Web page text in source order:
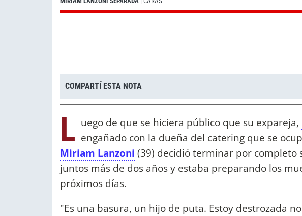
COMPARTÍ ESTA NOTA
L uego de que se hiciera público que su expareja,
engañado con la dueña del catering que se
Miriam Lanzoni (39) decidió terminar por completo
juntos más de dos años y estaba preparando los
próximos días.
"Es una basura, un hijo de puta. Estoy destrozada